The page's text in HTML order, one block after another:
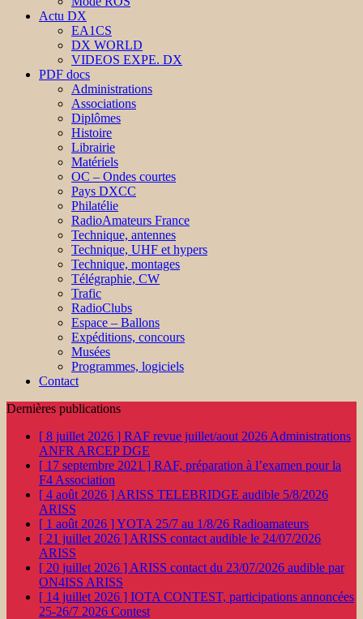
Actu DX
EA1CS
DX WORLD
VIDEOS EXPE. DX
PDF docs
Administrations
Associations
Diplômes
Histoire
Librairie
Matériels
OC – Ondes courtes
Pays DXCC
Philatélie
RadioAmateurs France
Technique, antennes
Technique, UHF et hypers
Technique, montages
Télégraphie, CW
Trafic
RadioClubs
Espace – Ballons
Expéditions, concours
Musées
Programmes, logiciels
Contact
Dernières publications
[ 8 juillet 2026 ] RAF revue juillet/aout 2026 Administrations
ANFR ARCEP DGE
[ 17 septembre 2021 ] RAF, préparation à l’examen pour la
F4 Association
[ 4 août 2026 ] ARISS TELEBRIDGE audible 5/8/2026
ARISS
[ 1 août 2026 ]YOTA 25/7 au 1/8/26 Radioamateurs
[ 21 juillet 2026 ] ARISS contact audible le 24/07/2026
ARISS
[ 20 juillet 2026 ] ARISS contact du 23/07/2026 audible par
ON4ISS ARISS
[ 14 juillet 2026 ] IOTA CONTEST, participations annoncées
25-26/7 2026 Contest